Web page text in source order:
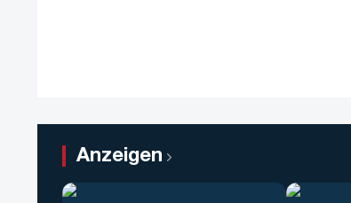
Anzeigen